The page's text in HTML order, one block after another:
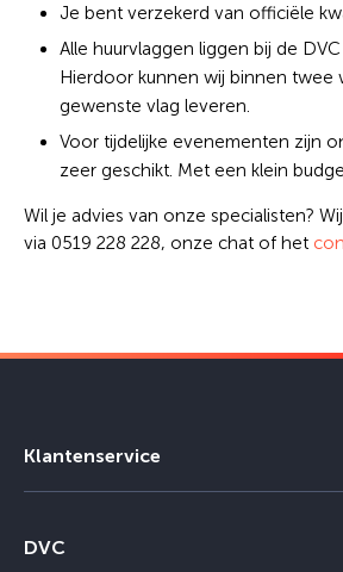
Je bent verzekerd van officiële
Alle huurvlaggen liggen bij de
Hierdoor kunnen wij binnen twee
gewenste vlag leveren.
Voor tijdelijke evenementen zijn
zeer geschikt. Met een klein
Wil je advies van onze specialisten?
via 0519 228 228, onze chat of het
Klantenservice
DVC